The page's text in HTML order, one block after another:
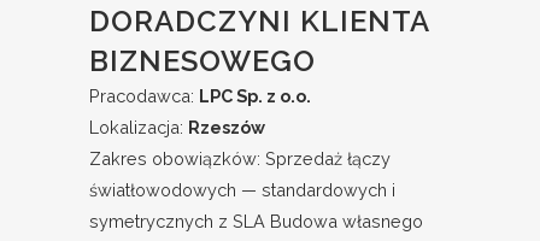
DORADCZYNI KLIENTA
BIZNESOWEGO
Pracodawca: LPC Sp. z o.o.
Lokalizacja: Rzeszów
Zakres obowiązków: Sprzedaż łączy
światłowodowych — standardowych i
symetrycznych z SLA Budowa własnego